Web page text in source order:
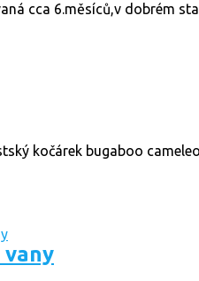
cca 6.měsíců,v dobrém
kočárek bugaboo
vany